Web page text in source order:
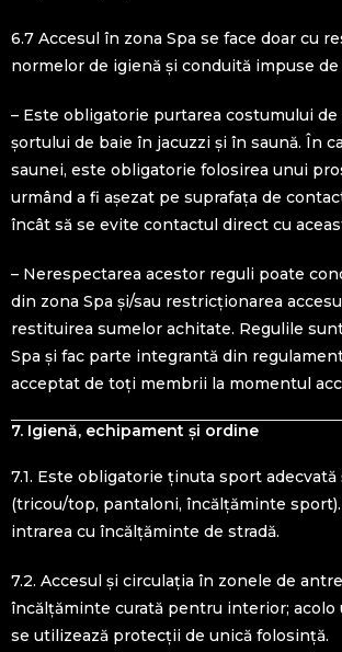
6.7 Accesul în zona Spa se face doar cu
normelor de igienă și conduită impuse de
– Este obligatorie purtarea costumului de
șortului de baie în jacuzzi și în saună. În
saunei, este obligatorie folosirea unui
urmând a fi așezat pe suprafața de
încât să se evite contactul direct cu
– Nerespectarea acestor reguli poate
din zona Spa și/sau restricționarea
restituirea sumelor achitate. Regulile
Spa și fac parte integrantă din
acceptat de toți membrii la momentul
7. Igienă, echipament și ordine
7.1. Este obligatorie ținuta sport adecvată
(tricou/top, pantaloni, încălțăminte
intrarea cu încălțăminte de stradă.
7.2. Accesul și circulația în zonele de
încălțăminte curată pentru interior; acolo
se utilizează protecții de unică folosință.